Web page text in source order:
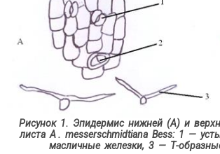
Рисунок 1. Эпидермис нижней (А) и
листа A. messerschmidtiana Bess: 1 —
масличные железки, 3 — Т-